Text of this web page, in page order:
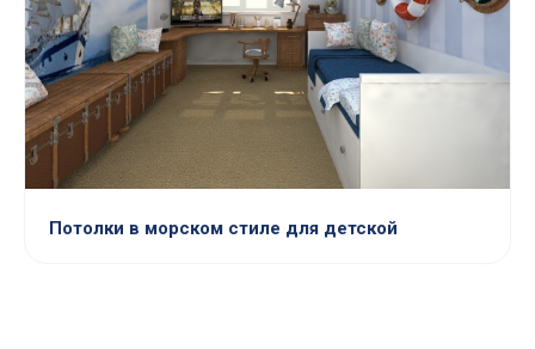
Потолки в морском стиле для детской